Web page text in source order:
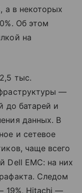
а в некоторых
Об этом
на
тыс.
—
до батарей и
данных. В
и сетевое
чаще всего
Dell EMC: на них
Следом
19%, Hitachi —